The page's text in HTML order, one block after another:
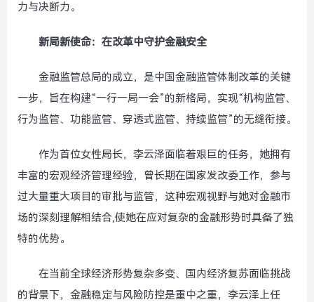
力与决断力。
新局新使命：在改革中守护金融安全
金融监管总局的成立，是中国金融监管体制改革的关键
一步，旨在构建“一行一局一会”的新格局，实现“机构监管、
行为监管、功能监管、穿透式监管、持续监管”的无缝衔接。
作为首位女性局长，李云泽面临着艰巨的任务，她拥有
丰富的宏观经济管理经验，曾长期在国家发改委工作，参与
过大量重大项目的审批与监管，这种宏观视野与她对金融市
场的深刻理解相结合,使她在应对复杂的金融形势时具备了独
特的优势。
在当前全球经济形势复杂多变、国内经济复苏面临挑战
的背景下，金融稳定与风险防控是重中之重，李云泽上任